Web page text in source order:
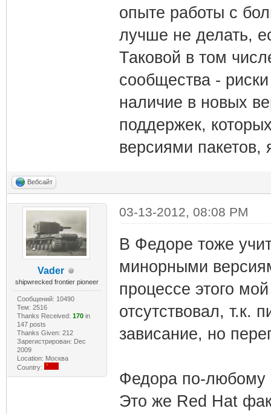
опыте работы с
лучше не делать,
Таковой в том
сообщества -
наличие в новых
поддержек,
версиями пакетов,
Вебсайт
Vader
shipwrecked frontier pioneer
Сообщений: 10490
Тем: 2516
Thanks Received: 170in
147 posts
Thanks Given: 212
Зарегистрирован: Dec
2009
Location: Москва
Country:
03-13-2012, 08:08 PM
В Федоре тоже
минорными
процессе этого
отсутствовал, т.к.
зависание, но
Федора по-любому
Это же Red Hat